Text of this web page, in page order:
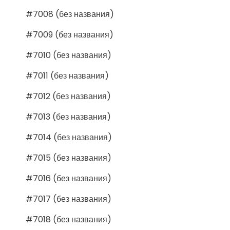
#7008 (без названия)
#7009 (без названия)
#7010 (без названия)
#7011 (без названия)
#7012 (без названия)
#7013 (без названия)
#7014 (без названия)
#7015 (без названия)
#7016 (без названия)
#7017 (без названия)
#7018 (без названия)